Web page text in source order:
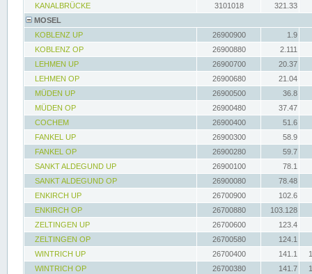
KANALBRÜCKE
3101018
321.33
MOSEL
KOBLENZ UP
26900900
1.9
KOBLENZ OP
26900880
2.111
LEHMEN UP
26900700
20.37
LEHMEN OP
26900680
21.04
MÜDEN UP
26900500
36.8
MÜDEN OP
26900480
37.47
COCHEM
26900400
51.6
FANKEL UP
26900300
58.9
FANKEL OP
26900280
59.7
SANKT ALDEGUND UP
26900100
78.1
SANKT ALDEGUND OP
26900080
78.48
ENKIRCH UP
26700900
102.6
ENKIRCH OP
26700880
103.128
ZELTINGEN UP
26700600
123.4
ZELTINGEN OP
26700580
124.1
WINTRICH UP
26700400 141.1
WINTRICH OP
26700380 141.7